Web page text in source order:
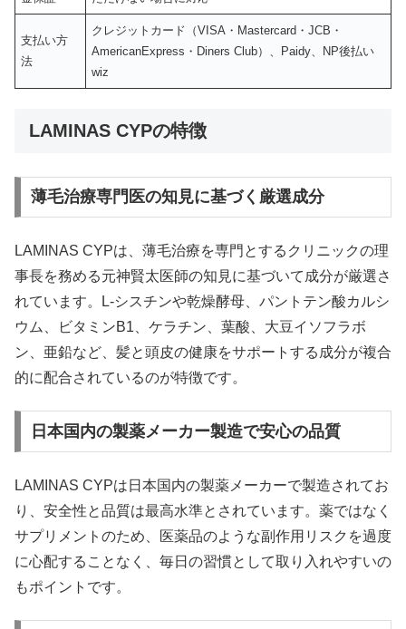
支払い方
法
クレジットカード（VISA・Mastercard・JCB・
AmericanExpress・Diners Club）、Paidy、NP後払い
wiz
LAMINAS CYPの特徴
薄毛治療専門医の知見に基づく厳選成分
LAMINAS CYPは、薄毛治療を専門とするクリニックの理
事長を務める元神賢太医師の知見に基づいて成分が厳選さ
れています。L-シスチンや乾燥酵母、パントテン酸カルシ
ウム、ビタミンB1、ケラチン、葉酸、大豆イソフラボ
ン、亜鉛など、髪と頭皮の健康をサポートする成分が複合
的に配合されているのが特徴です。
日本国内の製薬メーカー製造で安心の品質
LAMINAS CYPは日本国内の製薬メーカーで製造されてお
り、安全性と品質は最高水準とされています。薬ではなく
サプリメントのため、医薬品のような副作用リスクを過度
に心配することなく、毎日の習慣として取り入れやすいの
もポイントです。